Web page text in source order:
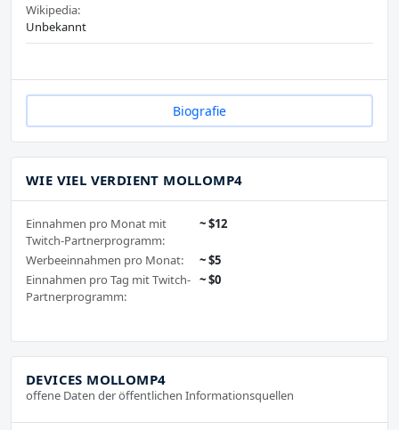
Wikipedia:
Unbekannt
Biografie
WIE VIEL VERDIENT MOLLOMP4
Einnahmen pro Monat mit
Twitch-Partnerprogramm:
~ $12
Werbeeinnahmen pro Monat:
~ $5
Einnahmen pro Tag mit Twitch-
Partnerprogramm:
~ $0
DEVICES MOLLOMP4
offene Daten der öffentlichen Informationsquellen